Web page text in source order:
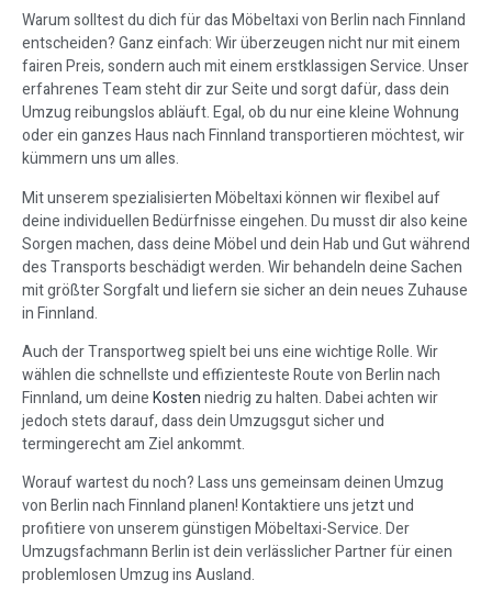
Warum solltest du dich für das Möbeltaxi von Berlin nach Finnland
entscheiden? Ganz einfach: Wir überzeugen nicht nur mit einem
fairen Preis, sondern auch mit einem erstklassigen Service. Unser
erfahrenes Team steht dir zur Seite und sorgt dafür, dass dein
Umzug reibungslos abläuft. Egal, ob du nur eine kleine Wohnung
oder ein ganzes Haus nach Finnland transportieren möchtest, wir
kümmern uns um alles.
Mit unserem spezialisierten Möbeltaxi können wir flexibel auf
deine individuellen Bedürfnisse eingehen. Du musst dir also keine
Sorgen machen, dass deine Möbel und dein Hab und Gut während
des Transports beschädigt werden. Wir behandeln deine Sachen
mit größter Sorgfalt und liefern sie sicher an dein neues Zuhause
in Finnland.
Auch der Transportweg spielt bei uns eine wichtige Rolle. Wir
wählen die schnellste und effizienteste Route von Berlin nach
Finnland, um deineKostenniedrig zu halten. Dabei achten wir
jedoch stets darauf, dass dein Umzugsgut sicher und
termingerecht am Ziel ankommt.
Worauf wartest du noch? Lass uns gemeinsam deinen Umzug
von Berlin nach Finnland planen! Kontaktiere uns jetzt und
profitiere von unserem günstigen Möbeltaxi-Service. Der
Umzugsfachmann Berlin ist dein verlässlicher Partner für einen
problemlosen Umzug ins Ausland.